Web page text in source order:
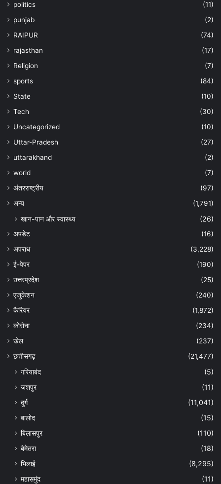
politics
(11)
punjab
(2)
RAIPUR
(74)
rajasthan
(17)
Religion
(7)
sports
(84)
State
(10)
Tech
(30)
Uncategorized
(10)
Uttar-Pradesh
(27)
uttarakhand
(2)
world
(7)
अंतरराष्ट्रीय
(97)
अन्‍य
(1,791)
खान-पान और स्वास्थ्य (26)
अपडेट
(16)
अपराध
(3,228)
ई-पेपर
(190)
उत्तरप्रदेश
(25)
एजुकेशन
(240)
कैरियर
(1,872)
कोरोना
(234)
खेल
(237)
छत्तीसगढ़
(21,477)
गरियाबंद
(5)
जशपुर
(11)
दुर्ग
(11,041)
बालोद
(15)
बिलासपुर
(110)
बेमेतरा
(18)
भिलाई
(8,295)
महासमुंद
(11)